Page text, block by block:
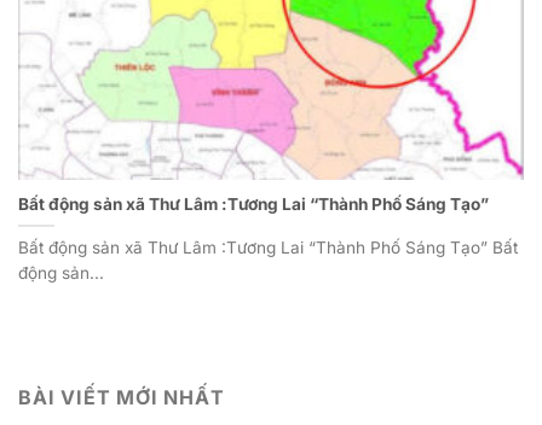
Bất động sản xã Thư Lâm :Tương Lai “Thành Phố Sáng Tạo”
Bất động sản xã Thư Lâm :Tương Lai “Thành Phố Sáng Tạo” Bất
động sản...
BÀI VIẾT MỚI NHẤT